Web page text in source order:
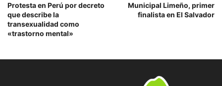
Protesta en Perú por decreto
que describe la
transexualidad como
«trastorno mental»
Municipal Limeño, primer
finalista en El Salvador